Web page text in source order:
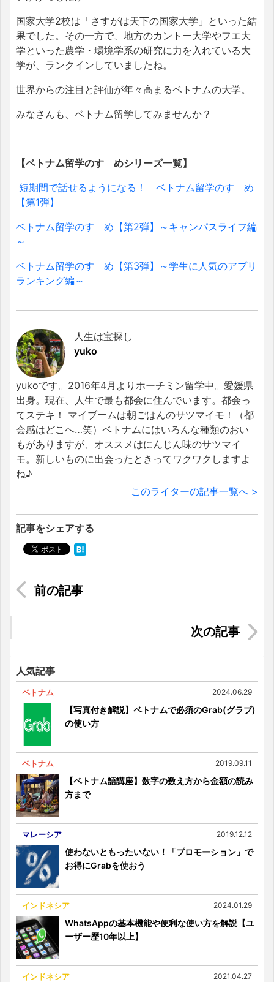
国家大学2校は「さすがは天下の国家大学」といった結
果でした。その一方で、地方のカントー大学やフエ大
学といった農学・環境学系の研究に力を入れている大
学が、ランクインしていましたね。
世界からの注目と評価が年々高まるベトナムの大学。
みなさんも、ベトナム留学してみませんか？
【ベトナム留学のすゝめシリーズ一覧】
短期間で話せるようになる！ ベトナム留学のすゝめ
【第1弾】
ベトナム留学のすゝめ【第2弾】～キャンパスライフ編
～
ベトナム留学のすゝめ【第3弾】～学生に人気のアプリ
ランキング編～
人生は宝探し
yuko
yukoです。2016年4月よりホーチミン留学中。愛媛県
出身。現在、人生で最も都会に住んでいます。都会っ
てステキ！ マイブームは朝ごはんのサツマイモ！（都
会感はどこへ…笑）ベトナムにはいろんな種類のおい
もがありますが、オススメはにんじん味のサツマイ
モ。新しいものに出会ったときってワクワクしますよ
ね♪
このライターの記事一覧へ >
記事をシェアする
ホーチミンに恋して～クリスマスデート編～
【VNR500】ベトナムのトップ企業はどこ？
人気記事
ベトナム 2024.06.29
【写真付き解説】ベトナムで必須のGrab(グラブ)
の使い方
ベトナム 2019.09.11
【ベトナム語講座】数字の数え方から金額の読み
方まで
マレーシア 2019.12.12
使わないともったいない！「プロモーション」で
お得にGrabを使おう
インドネシア 2024.01.29
WhatsAppの基本機能や便利な使い方を解説【ユ
ーザー歴10年以上】
インドネシア 2021.04.27